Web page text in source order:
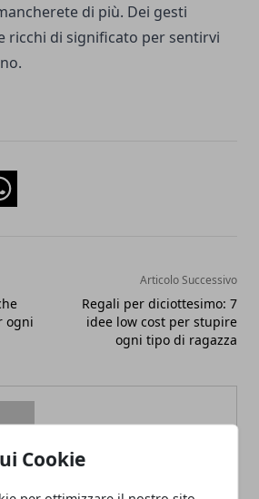
Cookie
di più. Dei gesti
ricchi di significato per sentirvi
ogni
Articolo Successivo
Regali per diciottesimo: 7
idee low cost per stupire
ogni tipo di ragazza